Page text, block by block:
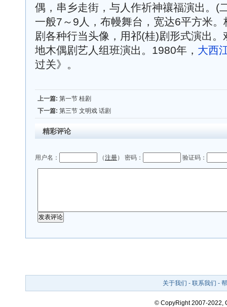
偶，串乡走街，与人作祈神禳福演出。(
一般7～9人，布幔舞台，宽达6平方米
剧各种行当头像，用祁(桂)剧形式演出
地木偶剧艺人组班演出。1980年， 大西
过关》。
上一篇: 第一节 桂剧
下一篇: 第三节 文明戏 话剧
精彩评论
用户名： （注册） 密码： 验证码：
关于我们 - 联系我们 -
© CopyRight 2007-2022,